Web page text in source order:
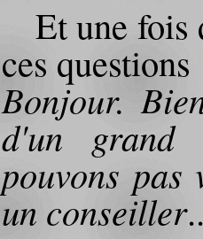
Et une fois
ces
Bonjour.
d'un grand
pouvons pas
un conseiller